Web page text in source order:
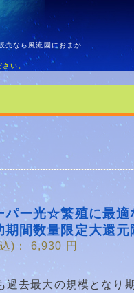
売なら風流園におまか
さい。
ー光☆繁殖に最
間数量限定大還
)： 6,930 円
過去最大の規模となり